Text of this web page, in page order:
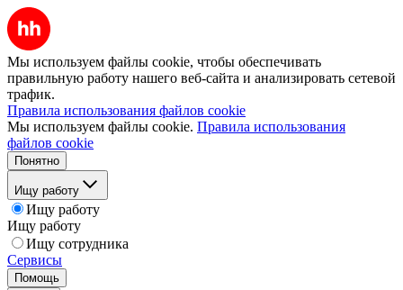
Мы используем файлы cookie, чтобы обеспечивать
правильную работу нашего веб-сайта и анализировать сетевой
трафик.
Правила использования файлов cookie
Мы используем файлы cookie. Правила использования
файлов cookie
Понятно
Ищу работу
Ищу работу
Ищу работу
Ищу сотрудника
Сервисы
Помощь